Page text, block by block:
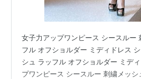
女子力アップワンピース シースルー
フル オフショルダー ミディドレス
シュ ラッフル オフショルダー ミデ
プワンピース シースルー 刺繍メッ